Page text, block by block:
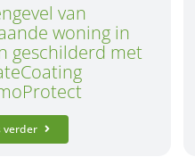
van
woning in
geschilderd met
verder